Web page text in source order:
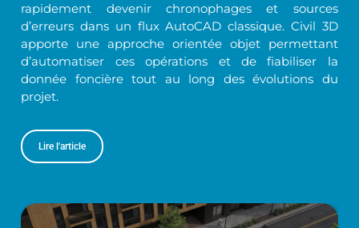
rapidement devenir chronophages et sources
d’erreurs dans un flux AutoCAD classique. Civil 3D
apporte une approche orientée objet permettant
d’automatiser ces opérations et de fiabiliser la
donnée foncière tout au long des évolutions du
projet.
Lire l'article